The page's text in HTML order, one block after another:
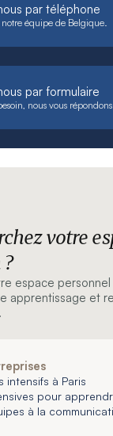
par téléphone
équipe de Belgique.
par formulaire
nous vous répondons.
votre
espace personnel
apprentissage et
intensifs à Paris
pour
à la